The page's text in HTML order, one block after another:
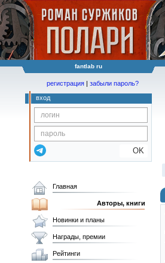
fantlab ru
регистрация | забыли пароль?
вход
OK
Главная
Авторы, книги
Новинки и планы
Награды, премии
Рейтинги